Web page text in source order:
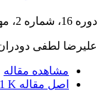
دوره 16، شماره 2، مهر 1398، صفحه
علیرضا لطفی
مشاهده مقاله
اصل مقاله K